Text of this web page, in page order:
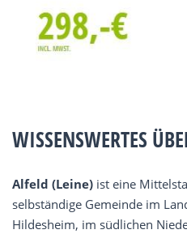
WISSENSWERTES
Alfeld (Leine) ist eine
selbständige Gemeinde im
Hildesheim, im südlichen